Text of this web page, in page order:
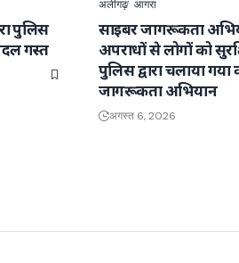
पुलिस
गस्त
अलीगढ़ आगरा
साइबर जागरूकता
अपराधों से लोगों को
पुलिस द्वारा चलाया
जागरूकता अभियान
अगस्त 6, 2026